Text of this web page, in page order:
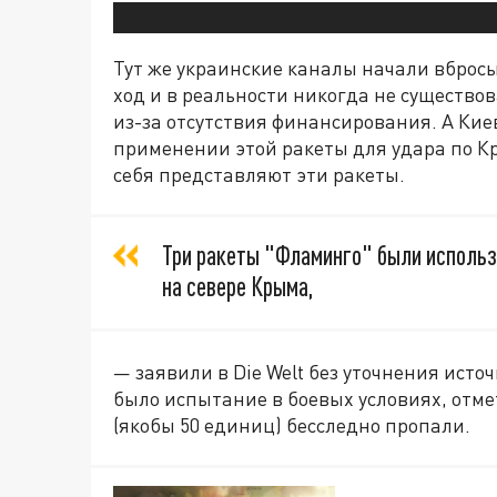
Тут же украинские каналы начали
ход и в реальности никогда не
из-за отсутствия финансирования. А
применении этой ракеты для удара по
себя представляют эти ракеты.
Три ракеты "Фламинго" были
на севере Крыма,
— заявили в Die Welt без уточнения
было испытание в боевых условиях,
(якобы 50 единиц) бесследно пропали.